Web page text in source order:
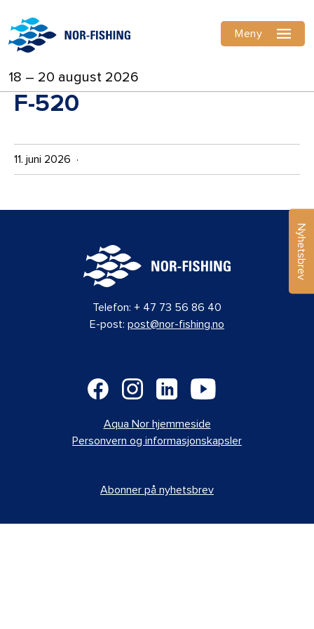
18 – 20 august 2026
Meny
F-520
11. juni 2026 ·
Nyhetsbrev
Telefon: + 47 73 56 86 40
E-post: post@nor-fishing.no
Aqua Nor hjemmeside
Personvern og informasjonskapsler
Abonner på nyhetsbrev